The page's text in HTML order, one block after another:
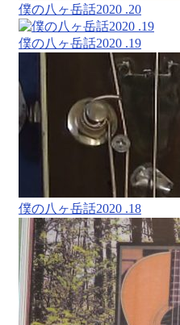
僕の八ヶ岳話2020 .20
僕の八ヶ岳話2020 .19
僕の八ヶ岳話2020 .18